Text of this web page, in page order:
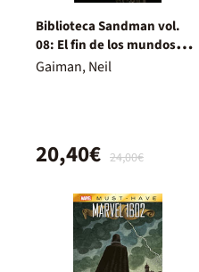
Biblioteca Sandman vol.
08: El fin de los mundos
(Segunda edicición)
Gaiman, Neil
24,00€
20,40€